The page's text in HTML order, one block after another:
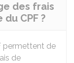
des frais
CPF ?
permettent de
de